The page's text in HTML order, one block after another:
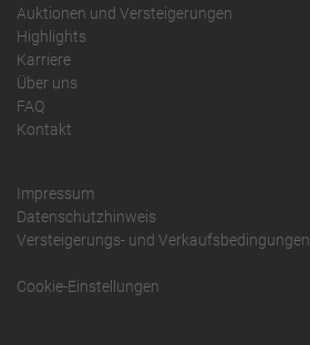
Auktionen und Versteigerungen
Highlights
Karriere
Über uns
FAQ
Kontakt
Impressum
Datenschutzhinweis
Versteigerungs- und Verkaufsbedingungen
Cookie-Einstellungen